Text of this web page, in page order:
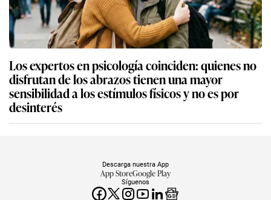
Los expertos en psicología coinciden: quienes no
disfrutan de los abrazos tienen una mayor
sensibilidad a los estímulos físicos y no es por
desinterés
Síguenos
Descarga nuestra App
App StoreGoogle Play